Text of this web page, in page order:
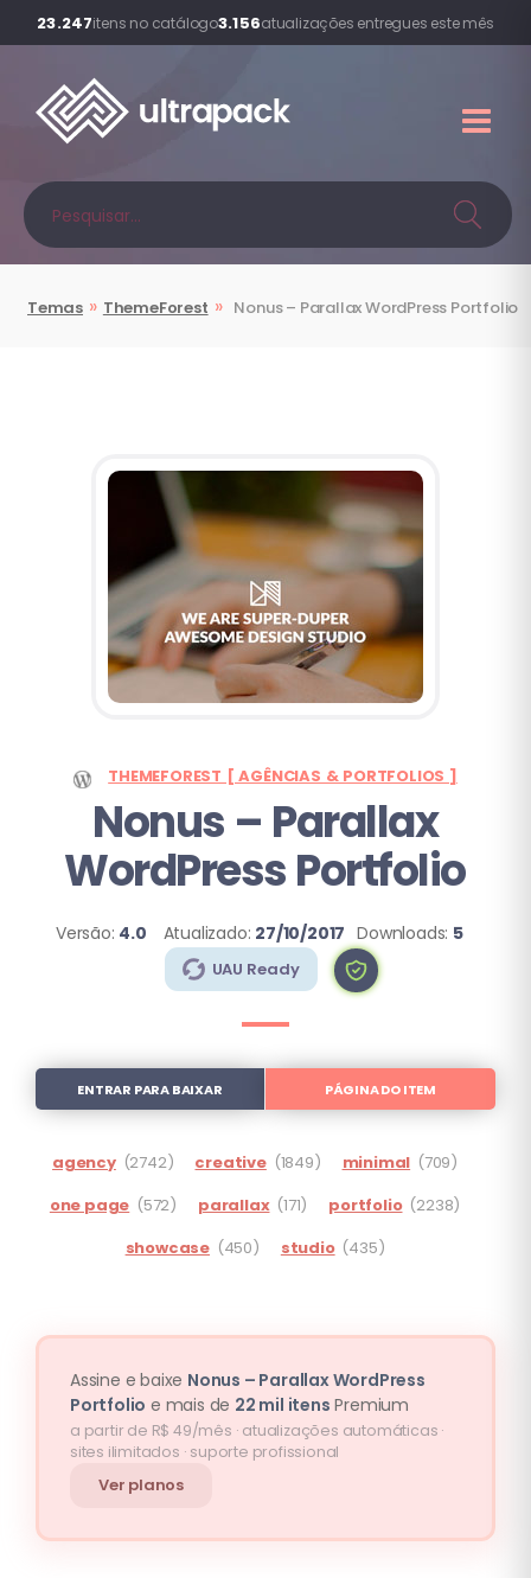
23.247itens no catálogo3.156atualizações entregues este mês
Temas » ThemeForest » Nonus – Parallax WordPress Portfolio
THEMEFOREST [ AGÊNCIAS & PORTFOLIOS ]
Nonus – Parallax
WordPress Portfolio
Versão: 4.0 Atualizado: 27/10/2017 Downloads: 5
UAU Ready
ENTRAR PARA BAIXAR PÁGINA DO ITEM
agency (2742) creative (1849) minimal (709)
one page (572) parallax (171) portfolio (2238)
showcase (450) studio (435)
Assine e baixe Nonus – Parallax WordPress
Portfolio e mais de 22 mil itens Premium
a partir de R$ 49/mês · atualizações automáticas ·
sites ilimitados · suporte profissional
Ver planos